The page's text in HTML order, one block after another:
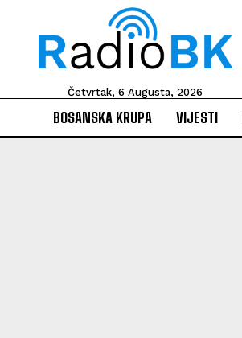
Četvrtak, 6 Augusta, 2026
BOSANSKA KRUPA VIJESTI